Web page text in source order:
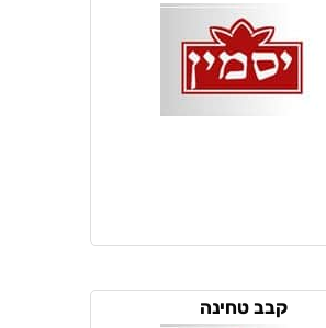
קבב טחינה